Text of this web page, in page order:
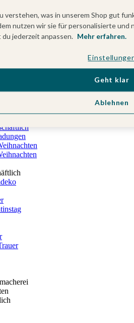
gestalten
verstehen, was in unserem Shop gut
nutzen wir sie für personalisierte
jederzeit anpassen. Mehr erfahren.
Ablehnen
Geht klar